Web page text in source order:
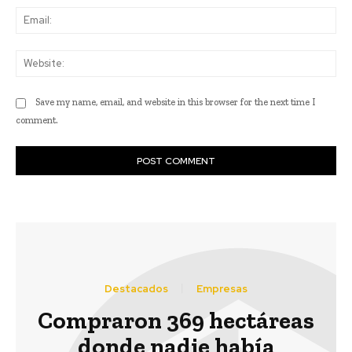
Save my name, email, and website in this browser for the next time I
comment.